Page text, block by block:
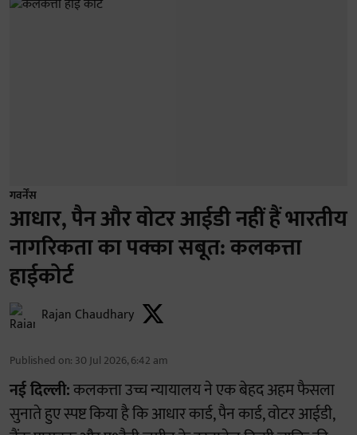
गवर्नेंस
आधार, पैन और वोटर आईडी नहीं हैं भारतीय
नागरिकता का पक्का सबूत: कलकत्ता
हाईकोर्ट
Rajan Chaudhary
Published on: 30 Jul 2026, 6:42 am
नई दिल्ली:कलकत्ता उच्च न्यायालय ने एक बेहद अहम फैसला
सुनाते हुए स्पष्ट किया है कि आधार कार्ड, पैन कार्ड, वोटर आईडी,